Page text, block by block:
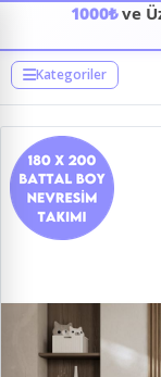
1000₺ve
Kategoriler